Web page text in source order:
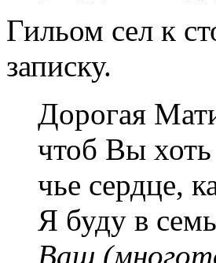
Гильом сел к
записку.
Дорогая
чтоб Вы хоть
чье сердце,
Я буду в
Ваш